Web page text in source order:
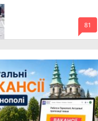
mode_comment
81